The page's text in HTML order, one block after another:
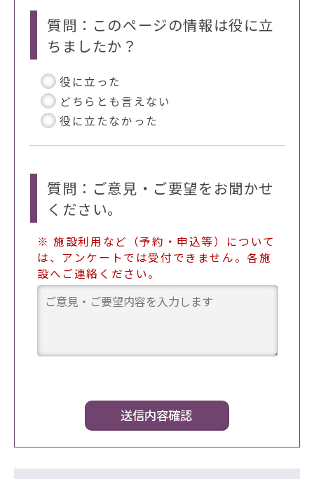
質問：このページの情報は役に立
ちましたか？
役に立った
どちらとも言えない
役に立たなかった
質問：ご意見・ご要望をお聞かせ
ください。
※ 施設利用など（予約・申込等）について
は、アンケートでは受付できません。各施
設へご連絡ください。